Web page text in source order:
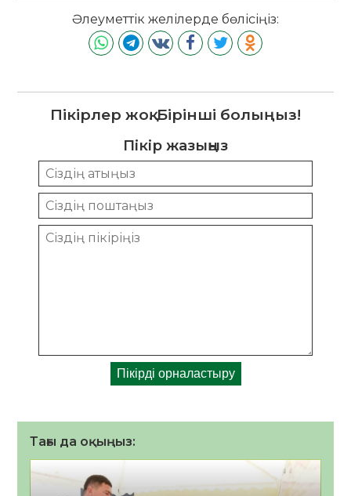
Әлеуметтік желілерде бөлісіңіз:
Пікірлер жоқ. Бірінші болыңыз!
Пікір жазыңыз
Тағы да оқыңыз: